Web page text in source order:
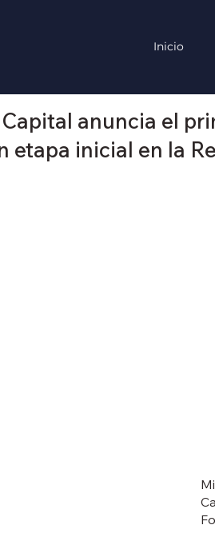
Inicio
Capital anuncia el
etapa inicial en la